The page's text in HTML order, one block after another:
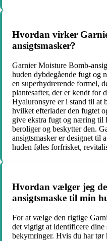
Hvordan virker
ansigtsmasker?
Garnier Moisture Bomb-
huden dybdegående fugt og
en superhydrerende formel,
plantesafter, der er kendt for
Hyaluronsyre er i stand til at
hvilket efterlader den fugtet
give ekstra fugt og næring til
beroliger og beskytter den.
ansigtsmasker er designet til
huden føles forfrisket,
Hvordan vælger jeg
ansigtsmaske til min
For at vælge den rigtige
det vigtigt at identificere
bekymringer. Hvis du har tør